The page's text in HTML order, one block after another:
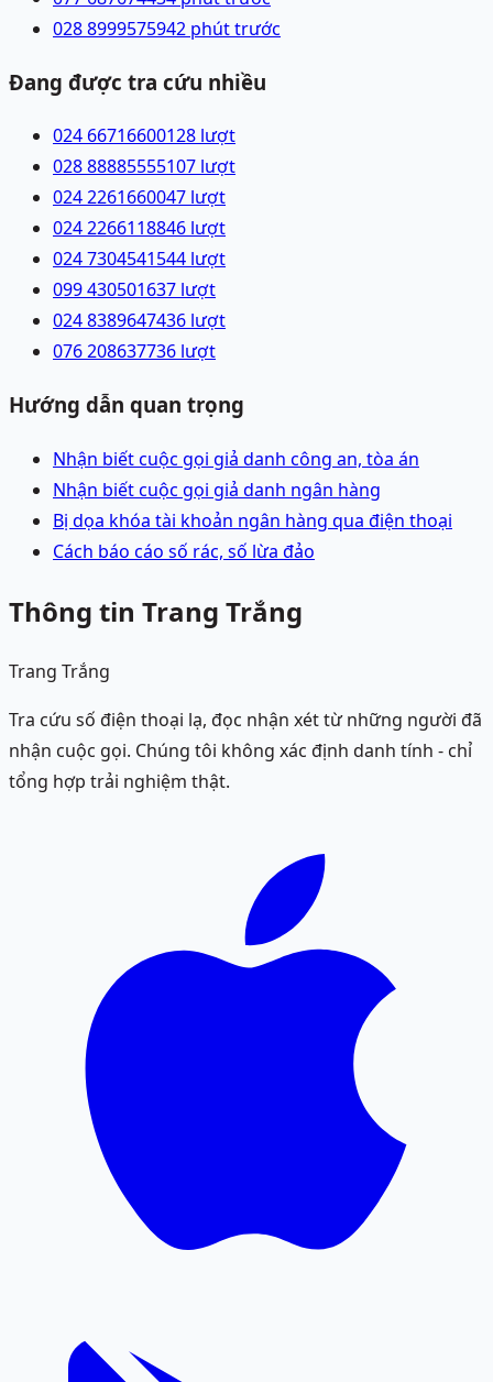
028 8999575942 phút trước
Đang được tra cứu nhiều
024 66716600128 lượt
028 88885555107 lượt
024 2261660047 lượt
024 2266118846 lượt
024 7304541544 lượt
099 430501637 lượt
024 8389647436 lượt
076 208637736 lượt
Hướng dẫn quan trọng
Nhận biết cuộc gọi giả danh công an, tòa án
Nhận biết cuộc gọi giả danh ngân hàng
Bị dọa khóa tài khoản ngân hàng qua điện thoại
Cách báo cáo số rác, số lừa đảo
Thông tin Trang Trắng
Trang Trắng
Tra cứu số điện thoại lạ, đọc nhận xét từ những người đã
nhận cuộc gọi. Chúng tôi không xác định danh tính - chỉ
tổng hợp trải nghiệm thật.